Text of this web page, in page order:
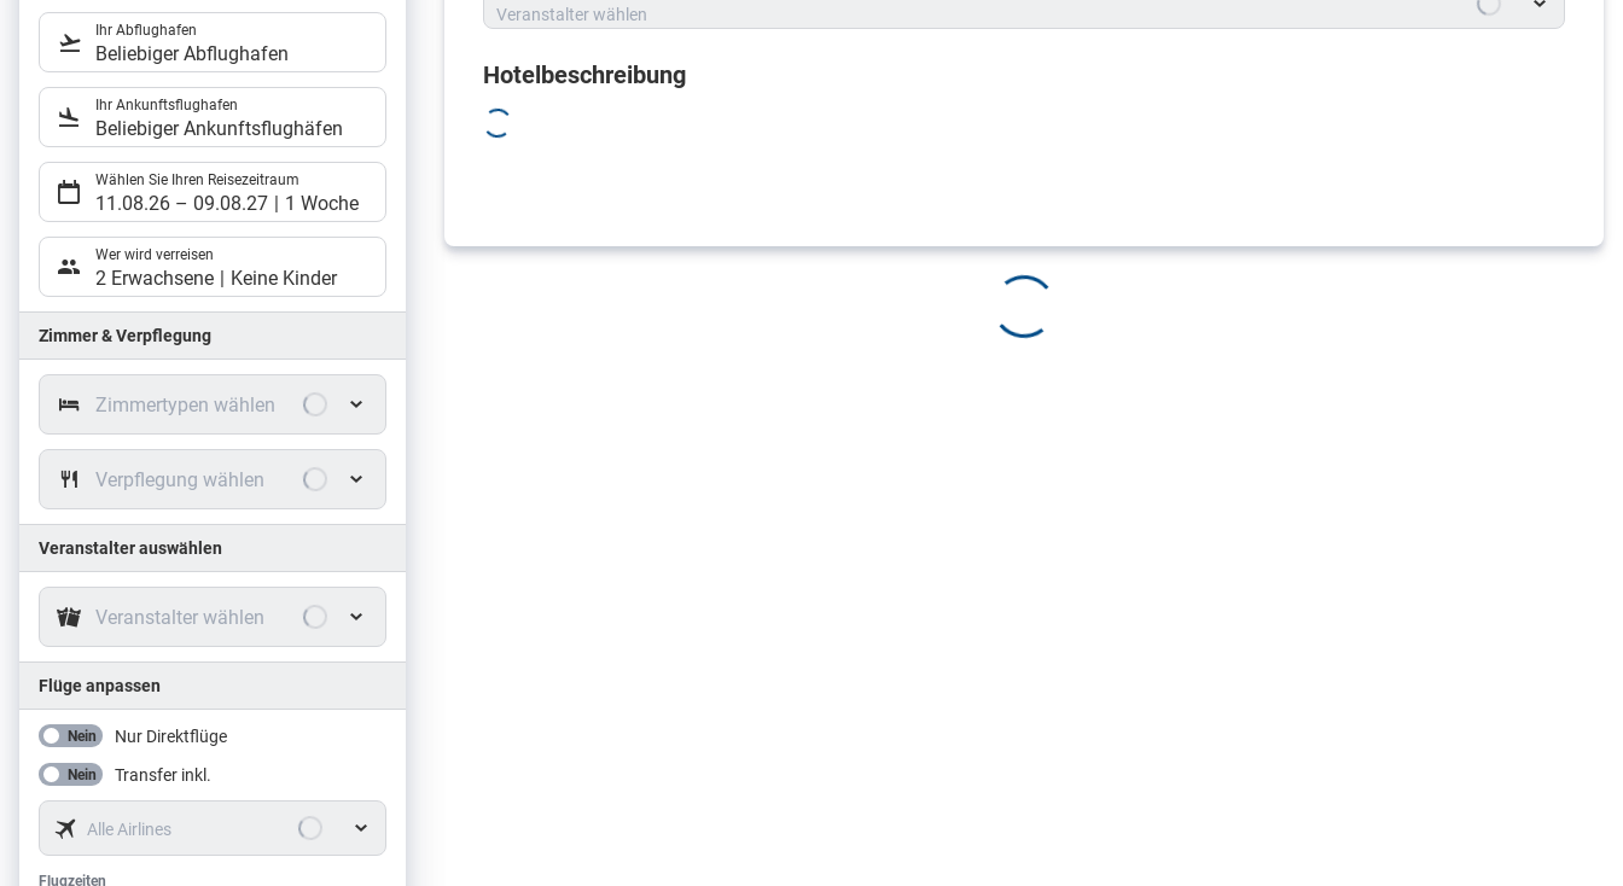
Ihr Abflughafen
Beliebiger Abflughafen
Ihr Ankunftsflughafen
Beliebiger Ankunftsflughäfen
Wählen Sie Ihren Reisezeitraum
11.08.26 – 09.08.27 1 Woche
Wer wird verreisen
2 Erwachsene Keine Kinder
Zimmer & Verpflegung
Zimmertypen wählen
Verpflegung wählen
Veranstalter auswählen
Veranstalter wählen
Flüge anpassen
Nein Nur Direktflüge
Nein Transfer inkl.
Alle Airlines
Flugzeiten
Flugzeiten
Veranstalter wählen
Hotelbeschreibung